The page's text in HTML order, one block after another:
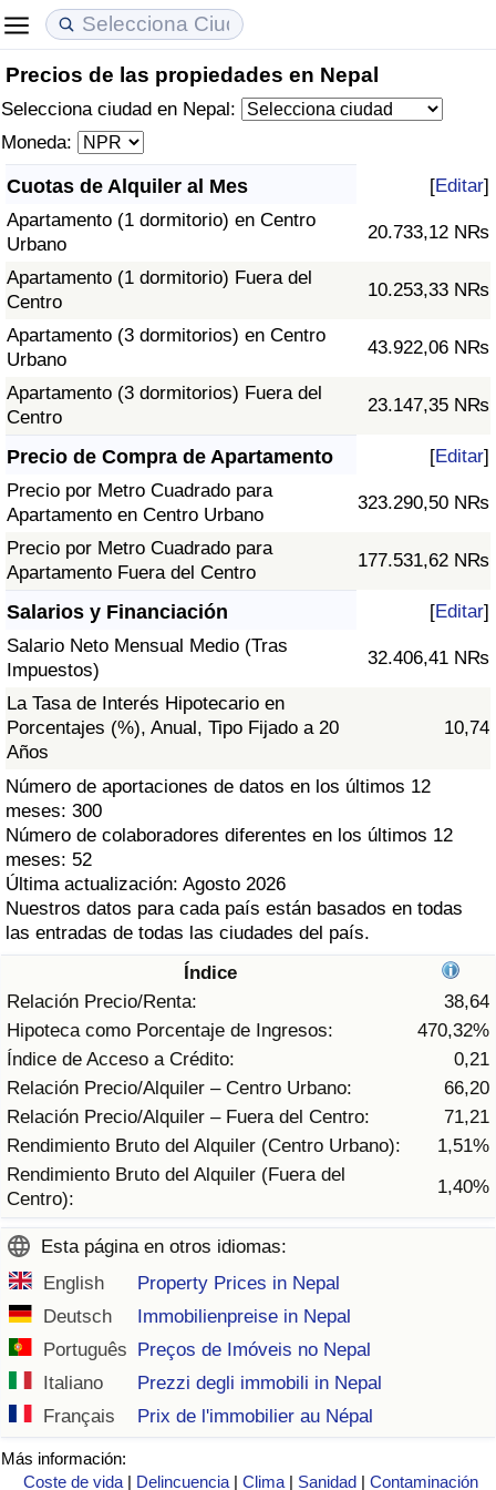
Precios de las propiedades en Nepal
Selecciona ciudad en Nepal:
Moneda:
Cuotas de Alquiler al Mes [Editar]
Apartamento (1 dormitorio) en Centro
Urbano
20.733,12 N₨
Apartamento (1 dormitorio) Fuera del
Centro
10.253,33 N₨
Apartamento (3 dormitorios) en Centro
Urbano
43.922,06 N₨
Apartamento (3 dormitorios) Fuera del
Centro
23.147,35 N₨
Precio de Compra de Apartamento [Editar]
Precio por Metro Cuadrado para
Apartamento en Centro Urbano
323.290,50 N₨
Precio por Metro Cuadrado para
Apartamento Fuera del Centro
177.531,62 N₨
Salarios y Financiación [Editar]
Salario Neto Mensual Medio (Tras
Impuestos)
32.406,41 N₨
La Tasa de Interés Hipotecario en
Porcentajes (%), Anual, Tipo Fijado a 20
Años
10,74
Número de aportaciones de datos en los últimos 12
meses: 300
Número de colaboradores diferentes en los últimos 12
meses: 52
Última actualización: Agosto 2026
Nuestros datos para cada país están basados en todas
las entradas de todas las ciudades del país.
Índice
Relación Precio/Renta:
38,64
Hipoteca como Porcentaje de Ingresos:
470,32%
Índice de Acceso a Crédito:
0,21
Relación Precio/Alquiler – Centro Urbano:
66,20
Relación Precio/Alquiler – Fuera del Centro:
71,21
Rendimiento Bruto del Alquiler (Centro Urbano):
1,51%
Rendimiento Bruto del Alquiler (Fuera del
Centro):
1,40%
Esta página en otros idiomas:
English
Property Prices in Nepal
Deutsch
Immobilienpreise in Nepal
Português Preços de Imóveis no Nepal
Italiano
Prezzi degli immobili in Nepal
Français
Prix de l'immobilier au Népal
Más información:
Coste de vida | Delincuencia |Clima | Sanidad |Contaminación
Coste de vida
Índice de Costo de Vida (Actual)
Índice de Costo de Vida
Índice de costo de vida por país
en aqaba
Precios de las propiedades
Índice de Precios de Inmuebles (Actual)
Índice de Precios de Inmuebles
Índice de Precios de Inmuebles por País
Calidad de Vida
Índice de Calidad de Vida
Índice de Calidad de Vida (Actual)
Índice de calidad de vida por país
Delincuencia
Calificación del Índice de Criminalidad
(Actual)
Índice de Criminalidad
Índice de criminalidad por país
Sanidad
Índice de Sanidad (Actual)
Índice de Sanidad
Índice de Sanidad por País
Contaminación
Índice de Contaminación (Actual)
Índice de contaminación
Índice de Contaminación por País
Tráfico
Índice de Tráfico
Índice de Tráfico (Actual)
Índice de Tráfico por País